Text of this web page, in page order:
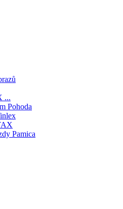
...
Pohoda
Pamica